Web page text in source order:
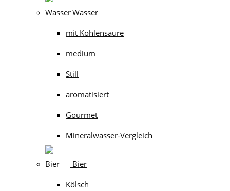
Wasser
mit Kohlensäure
medium
Still
aromatisiert
Gourmet
Mineralwasser-Vergleich
Bier
Kölsch